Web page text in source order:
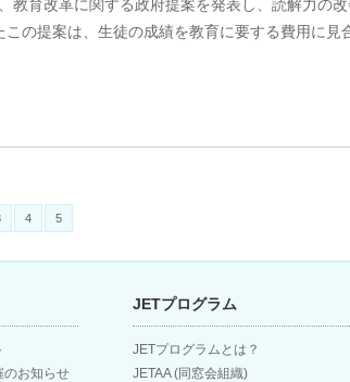
教育改革に関する政府提案を発表し、読解力の
この提案は、生徒の成績を教育に要する費用に
4 5
のお知らせ
JETプログラム
JETプログラムとは？
JETAA (同窓会組織)